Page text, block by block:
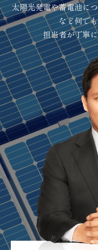
太陽光発電や蓄電池に
など何で
担当者が丁寧